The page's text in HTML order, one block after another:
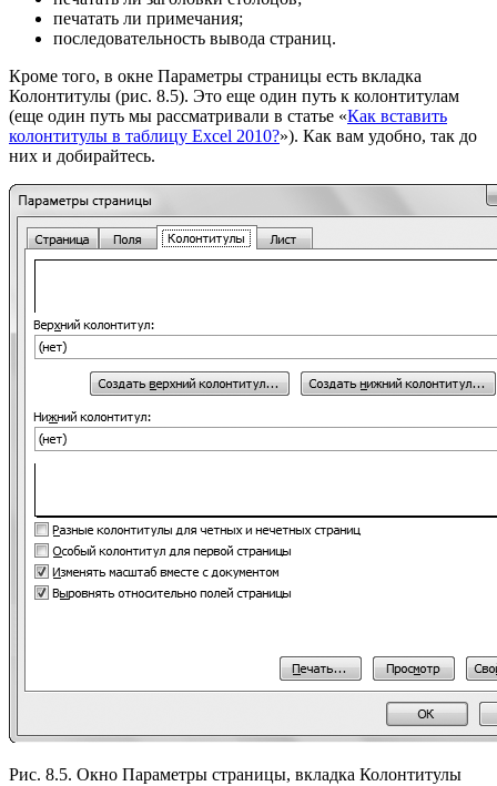
печатать ли примечания;
последовательность вывода страниц.
Кроме того, в окне Параметры страницы есть вкладка
Колонтитулы (рис. 8.5). Это еще один путь к колонтитулам
(еще один путь мы рассматривали в статье «Как вставить
колонтитулы в таблицу Excel 2010?»). Как вам удобно, так до
них и добирайтесь.
Рис. 8.5. Окно Параметры страницы, вкладка Колонтитулы